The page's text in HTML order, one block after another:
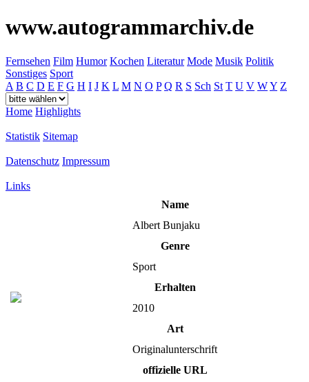
www.autogrammarchiv.de
Fernsehen Film Humor Kochen Literatur Mode Musik Politik
Sonstiges Sport
A B C D E F G H I J K L M N O P Q R S Sch St T U V WY Z
Home Highlights
Statistik Sitemap
Datenschutz Impressum
Links
Name
Albert Bunjaku
Genre
Sport
Erhalten
2010
Art
Originalunterschrift
offizielle URL